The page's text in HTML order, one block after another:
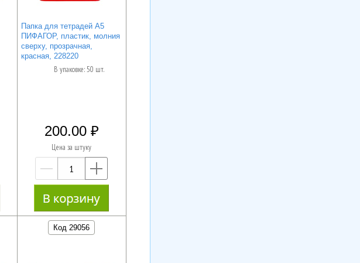
Папка для тетрадей А5
ПИФАГОР, пластик, молния
сверху, прозрачная,
красная, 228220
В упаковке: 50 шт.
200.00
Цена за штуку
—
Код 29056